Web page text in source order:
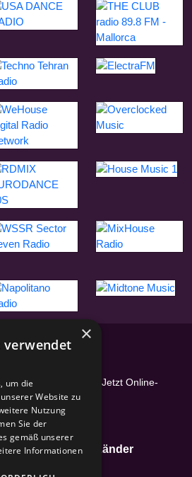
Radiosendern - Jetzt Online-
Länder
×
verwendet
um die
Website zu
Nutzung
Sie der
gemäß unserer
Informationen